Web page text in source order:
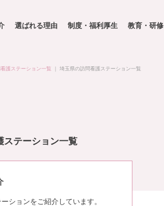
選ばれる理由 制度・福利厚生 教育・研修
護ステーション一覧 埼玉県の訪問看護ステーション一覧
ステーション一覧
ションをご紹介しています。